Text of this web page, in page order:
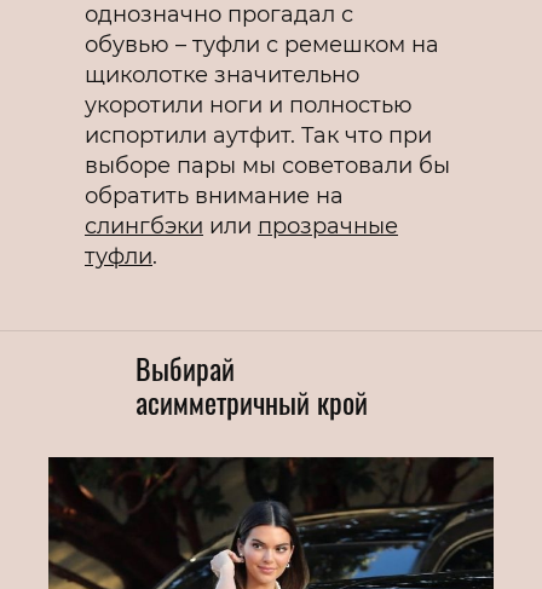
однозначно прогадал с
обувью – туфли с ремешком на
щиколотке значительно
укоротили ноги и полностью
испортили аутфит. Так что при
выборе пары мы советовали бы
обратить внимание на
слингбэки или прозрачные
туфли.
Выбирай
асимметричный крой